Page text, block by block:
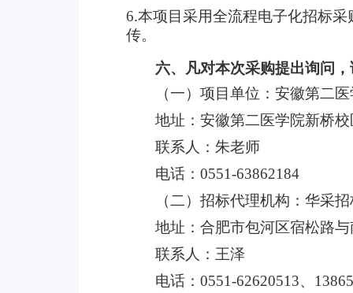
6.本项目采用全流程电子化招标
传。
六、凡对本次采购提出询问
（一）项目单位：安徽第二
地址：安徽第二医学院新桥校
联系人：朱老师
电话： 0551-63862184
（二）招标代理机构：华采
地址：合肥市包河区宿松路
联系人：王泽
电话： 0551-62620513、